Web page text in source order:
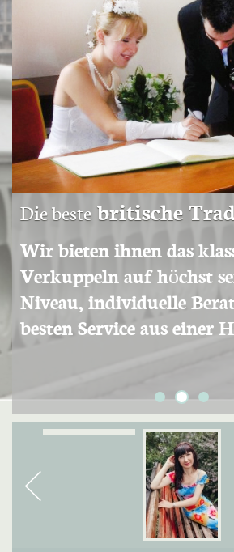
Die beste britische
Wir bieten ihnen das
Verkuppeln auf höchst
Niveau, individuelle
besten Service aus einer